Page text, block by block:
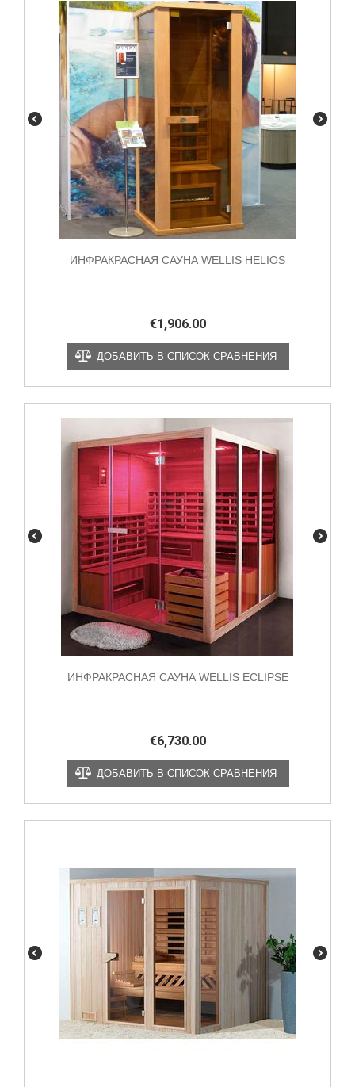
ИНФРАКРАСНАЯ САУНА WELLIS HELIOS
€1,906.00
ДОБАВИТЬ В СПИСОК СРАВНЕНИЯ
ИНФРАКРАСНАЯ САУНА WELLIS ECLIPSE
€6,730.00
ДОБАВИТЬ В СПИСОК СРАВНЕНИЯ